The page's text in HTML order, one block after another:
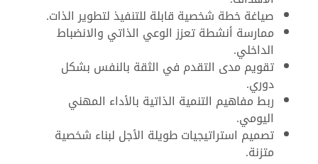
صياغة خطة شخصية قابلة للتنفيذ لتطوير الذات.
ممارسة أنشطة تعزز الوعي الذاتي والانضباط
الداخلي.
تقويم مدى التقدم في الثقة بالنفس بشكل
دوري.
ربط مفاهيم التنمية الذاتية بالأداء المهني
اليومي.
تصميم استراتيجيات طويلة الأجل لبناء شخصية
متزنة.